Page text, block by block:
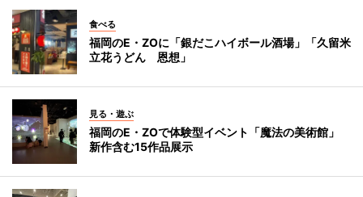
食べる
福岡のE・ZOに「銀だこハイボール酒場」「久留米
立花うどん 恩想」
見る・遊ぶ
福岡のE・ZOで体験型イベント「魔法の美術館」
新作含む15作品展示